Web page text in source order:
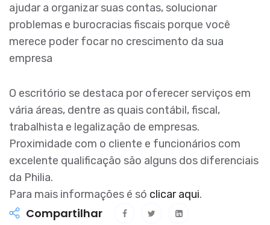
ajudar a organizar suas contas, solucionar
problemas e burocracias fiscais porque você
merece poder focar no crescimento da sua
empresa
O escritório se destaca por oferecer serviços em
vária áreas, dentre as quais contábil, fiscal,
trabalhista e legalização de empresas.
Proximidade com o cliente e funcionários com
excelente qualificação são alguns dos diferenciais
da Philia.
Para mais informações é só clicar aqui.
Compartilhar